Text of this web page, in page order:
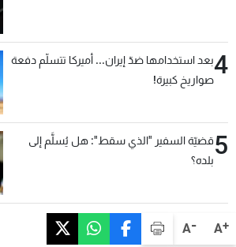
A+
A-
4بعد استخدامها ضدّ إيران... أميركا تتسلّم دفعة
صواريخ كبيرة!
5قضيّة السفير "الذي سقط": هل يُسلَّم إلى
بلده؟